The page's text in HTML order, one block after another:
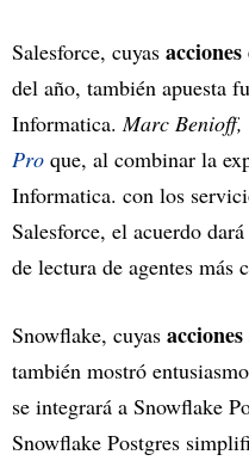
Salesforce, cuyas
del año, también apuesta
Informatica.Marc Benioff,
Pro que, al combinar la
Informatica. con los
Salesforce, el acuerdo
de lectura de agentes más
Snowflake, cuyas
también mostró
se integrará a Snowflake
Snowflake Postgres